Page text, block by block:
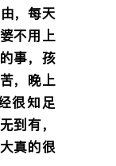
，每天
不用上
事，孩
，晚上
很知足
到有，
真的很